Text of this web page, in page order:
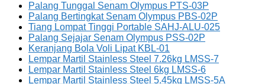
Palang Tunggal Senam Olympus PTS-03P
Palang Bertingkat Senam Olympus PBS-02P
Tiang Lompat Tinggi Portable SAHJ-ALU-025
Palang Sejajar Senam Olympus PSS-02P
Keranjang Bola Voli Lipat KBL-01
Lempar Martil Stainless Steel 7.26kg LMSS-7
Lempar Martil Stainless Steel 6kg LMSS-6
Lempar Martil Stainless Steel 5.45kg LMSS-5A